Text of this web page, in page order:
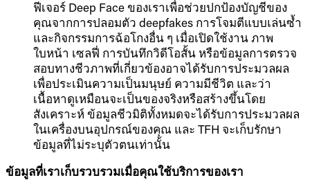
ฟีเจอร์ Deep Face ของเราเพื่อช่วยปกป้องบัญชีของ
คุณจากการปลอมตัว deepfakes การโจมตีแบบเล่นซ้ำ
และกิจกรรมการฉ้อโกงอื่น ๆ เมื่อเปิดใช้งาน ภาพ
ใบหน้า เซลฟี่ การบันทึกวิดีโอสั้น หรือข้อมูลการตรวจ
สอบทางชีวภาพที่เกี่ยวข้องอาจได้รับการประมวลผล
เพื่อประเมินความเป็นมนุษย์ ความมีชีวิต และว่า
เนื้อหาดูเหมือนจะเป็นของจริงหรือสร้างขึ้นโดย
สังเคราะห์ ข้อมูลชีวมิติทั้งหมดจะได้รับการประมวลผล
ในเครื่องบนอุปกรณ์ของคุณ และ TFH จะเก็บรักษา
ข้อมูลที่ไม่ระบุตัวตนเท่านั้น
ข้อมูลที่เราเก็บรวบรวมเมื่อคุณใช้บริการของเรา